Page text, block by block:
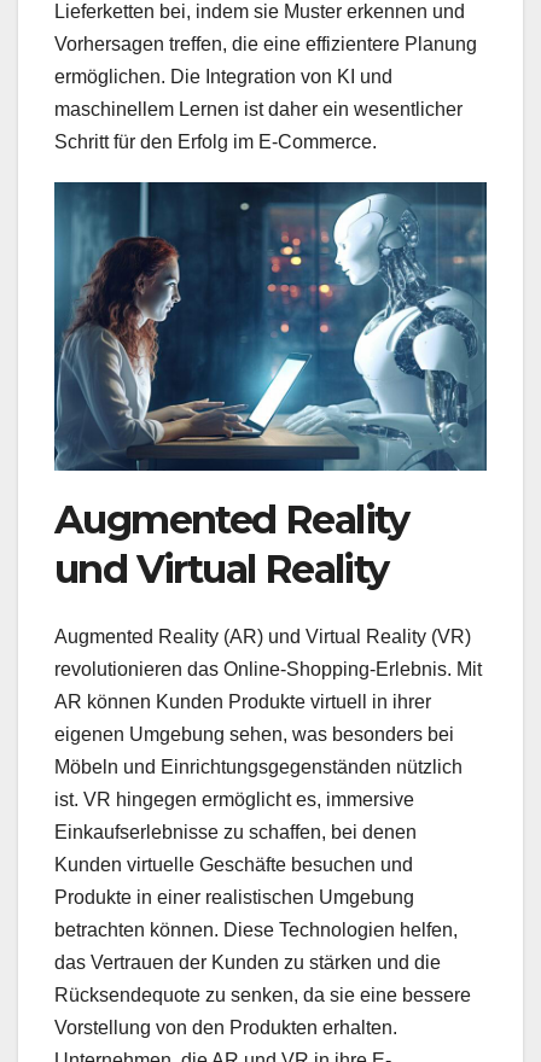
Lieferketten bei, indem sie Muster erkennen und
Vorhersagen treffen, die eine effizientere Planung
ermöglichen. Die Integration von KI und
maschinellem Lernen ist daher ein wesentlicher
Schritt für den Erfolg im E-Commerce.
Augmented Reality
und Virtual Reality
Augmented Reality (AR) und Virtual Reality (VR)
revolutionieren das Online-Shopping-Erlebnis. Mit
AR können Kunden Produkte virtuell in ihrer
eigenen Umgebung sehen, was besonders bei
Möbeln und Einrichtungsgegenständen nützlich
ist. VR hingegen ermöglicht es, immersive
Einkaufserlebnisse zu schaffen, bei denen
Kunden virtuelle Geschäfte besuchen und
Produkte in einer realistischen Umgebung
betrachten können. Diese Technologien helfen,
das Vertrauen der Kunden zu stärken und die
Rücksendequote zu senken, da sie eine bessere
Vorstellung von den Produkten erhalten.